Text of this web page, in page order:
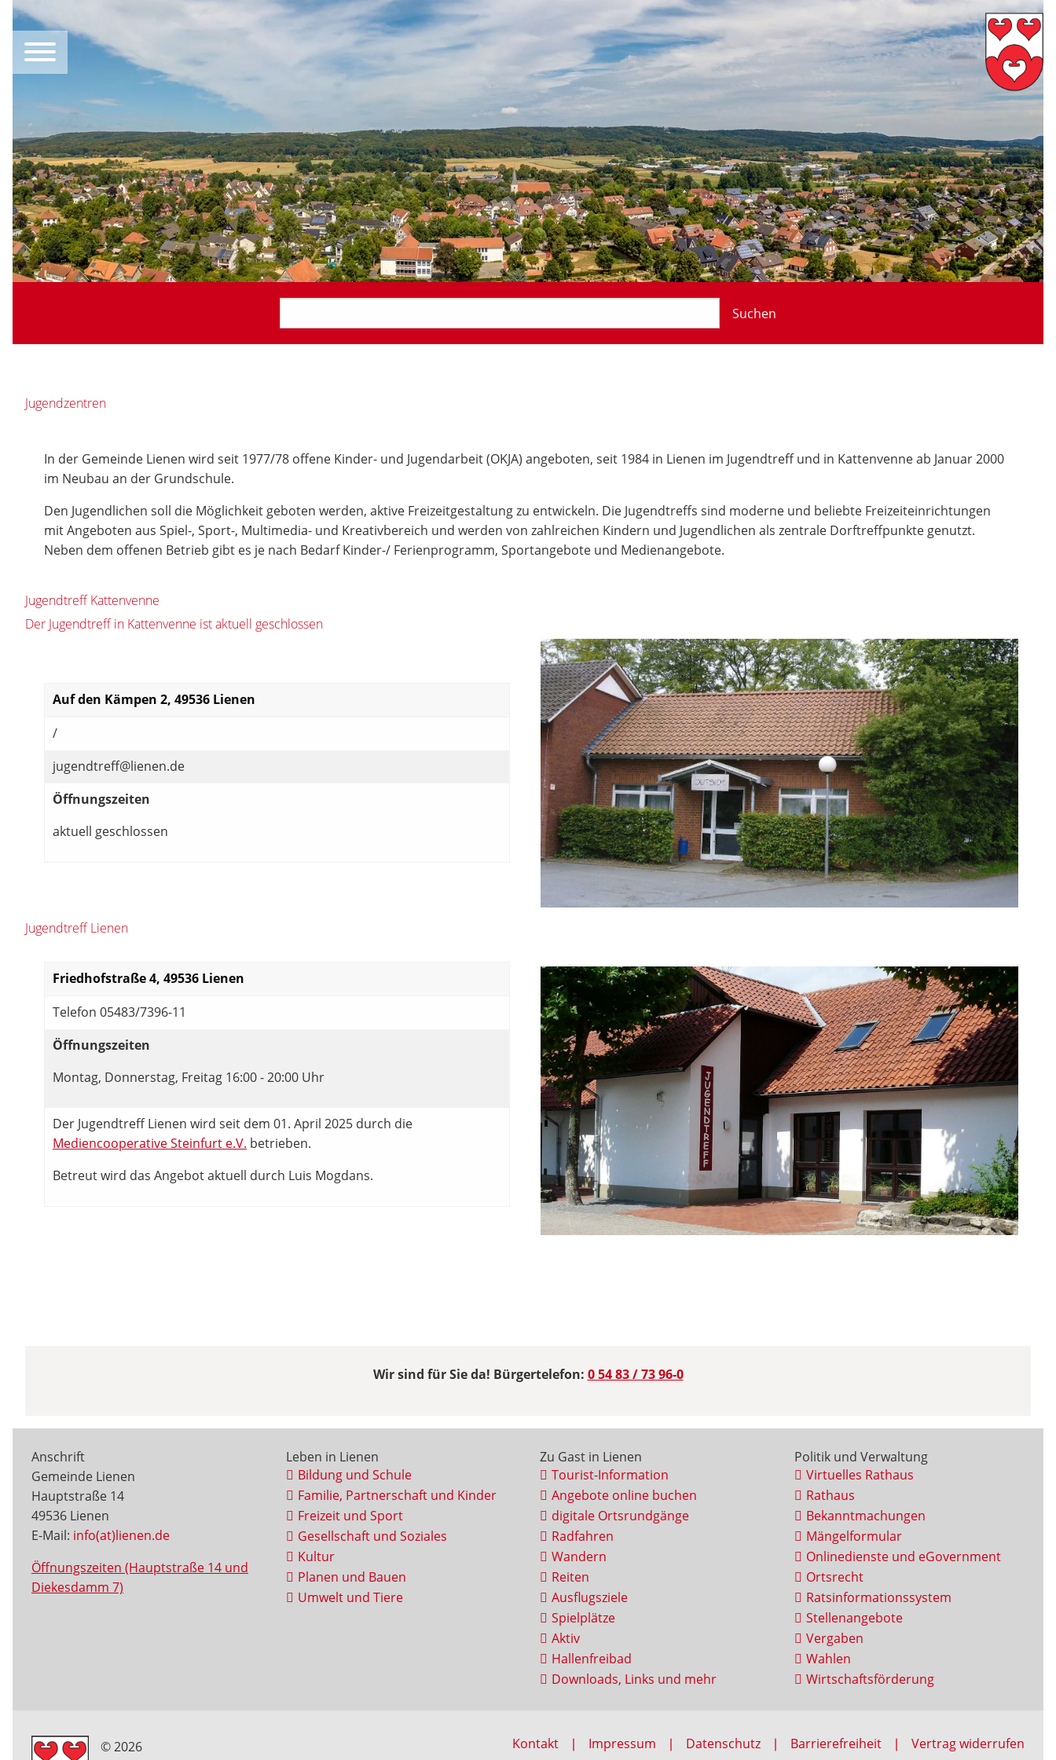
Suchen
Jugendzentren
In der Gemeinde Lienen wird seit 1977/78 offene Kinder- und Jugendarbeit (OKJA) angeboten, seit 1984 in Lienen im Jugendtreff und in Kattenvenne ab Januar 2000
im Neubau an der Grundschule.
Den Jugendlichen soll die Möglichkeit geboten werden, aktive Freizeitgestaltung zu entwickeln. Die Jugendtreffs sind moderne und beliebte Freizeiteinrichtungen
mit Angeboten aus Spiel-, Sport-, Multimedia- und Kreativbereich und werden von zahlreichen Kindern und Jugendlichen als zentrale Dorftreffpunkte genutzt.
Neben dem offenen Betrieb gibt es je nach Bedarf Kinder-/ Ferienprogramm, Sportangebote und Medienangebote.
Jugendtreff Kattenvenne
Der Jugendtreff in Kattenvenne ist aktuell geschlossen
Auf den Kämpen 2, 49536 Lienen
/
jugendtreff@lienen.de
Öffnungszeiten
aktuell geschlossen
Jugendtreff Lienen
Friedhofstraße 4, 49536 Lienen
Telefon 05483/7396-11
Öffnungszeiten
Montag, Donnerstag, Freitag 16:00 - 20:00 Uhr
Der Jugendtreff Lienen wird seit dem 01. April 2025 durch die
Mediencooperative Steinfurt e.V. betrieben.
Betreut wird das Angebot aktuell durch Luis Mogdans.
Wir sind für Sie da! Bürgertelefon: 0 54 83 / 73 96-0
Anschrift
Gemeinde Lienen
Hauptstraße 14
49536 Lienen
E-Mail: info(at)lienen.de
Öffnungszeiten (Hauptstraße 14 und
Diekesdamm 7)
Leben in Lienen
Bildung und Schule
Familie, Partnerschaft und Kinder
Freizeit und Sport
Gesellschaft und Soziales
Kultur
Planen und Bauen
Umwelt und Tiere
Zu Gast in Lienen
Tourist-Information
Angebote online buchen
digitale Ortsrundgänge
Radfahren
Wandern
Reiten
Ausflugsziele
Spielplätze
Aktiv
Hallenfreibad
Downloads, Links und mehr
Politik und Verwaltung
Virtuelles Rathaus
Rathaus
Bekanntmachungen
Mängelformular
Onlinedienste und eGovernment
Ortsrecht
Ratsinformationssystem
Stellenangebote
Vergaben
Wahlen
Wirtschaftsförderung
© 2026 Kontakt Impressum Datenschutz Barrierefreiheit Vertrag widerrufen